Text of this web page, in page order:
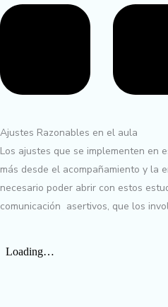
Ajustes Razonables en el aula
Los ajustes que se implementen en
más desde el acompañamiento y la
necesario poder abrir con estos
comunicación asertivos, que los